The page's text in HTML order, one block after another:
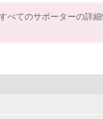
べてのサポーターの詳